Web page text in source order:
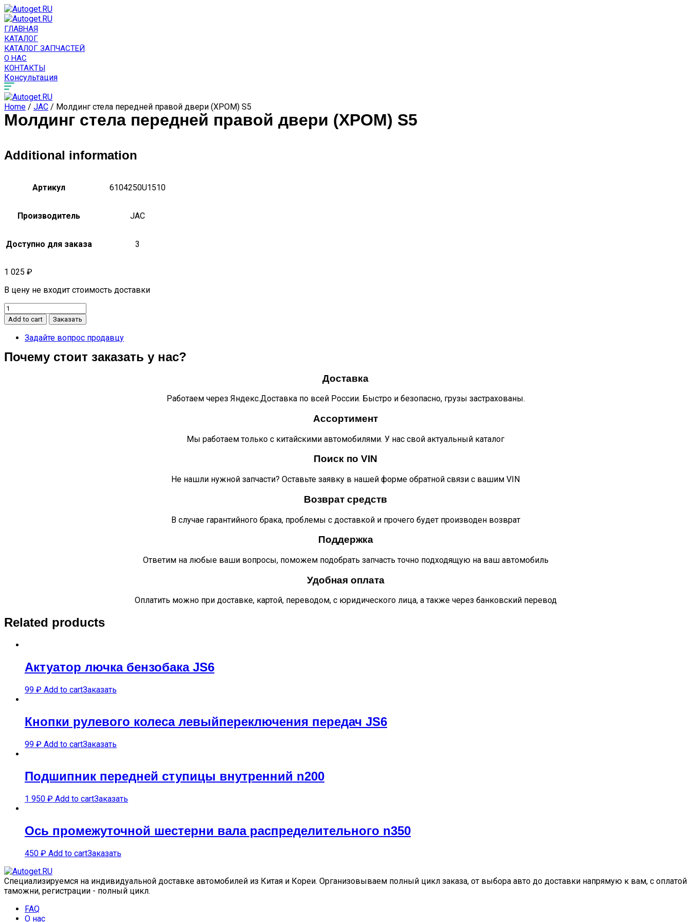
ГЛАВНАЯ
КАТАЛОГ
КАТАЛОГ ЗАПЧАСТЕЙ
О НАС
КОНТАКТЫ
Консультация
Home / JAC / Молдинг стела передней правой двери (ХРОМ) S5
Молдинг стела передней правой двери (ХРОМ) S5
Additional information
Артикул 6104250U1510
Производитель JAC
Доступно для заказа 3
1 025 ₽
В цену не входит стоимость доставки
Молдинг
стела
передней
правой
(ХРОМ)
Add to cart Заказать
Задайте вопрос продавцу
Почему стоит заказать у нас?
Доставка
Работаем через Яндекс.Доставка по всей России. Быстро и безопасно, грузы застрахованы.
Ассортимент
Мы работаем только с китайскими автомобилями. У нас свой актуальный каталог
Поиск по VIN
Не нашли нужной запчасти? Оставьте заявку в нашей форме обратной связи с вашим VIN
Возврат средств
В случае гарантийного брака, проблемы с доставкой и прочего будет производен возврат
Поддержка
Ответим на любые ваши вопросы, поможем подобрать запчасть точно подходящую на ваш автомобиль
Удобная оплата
Оплатить можно при доставке, картой, переводом, с юридического лица, а также через банковский перевод
Related products
Актуатор лючка бензобака JS6
99 ₽ Add to cartЗаказать
Кнопки рулевого колеса левыйпереключения передач JS6
99 ₽ Add to cartЗаказать
Подшипник передней ступицы внутренний n200
1 950 ₽ Add to cartЗаказать
Ось промежуточной шестерни вала распределительного n350
450 ₽ Add to cartЗаказать
Специализируемся на индивидуальной доставке автомобилей из Китая и Кореи. Организовываем полный цикл заказа, от выбора авто до доставки напрямую к вам, с оплатой
таможни, регистрации - полный цикл.
FAQ
О нас